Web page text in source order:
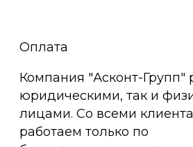
Оплата
Компания "Асконт-Групп"
юридическими, так и
лицами. Со всеми
работаем только по